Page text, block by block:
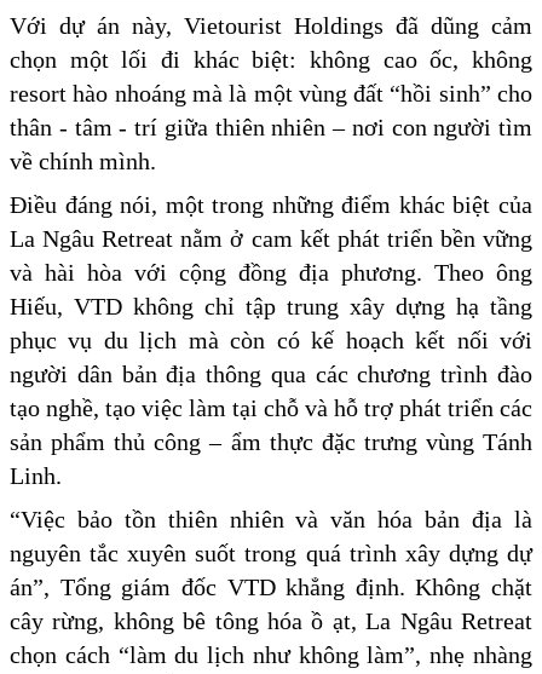
Với dự án này, Vietourist Holdings đã dũng cảm
chọn một lối đi khác biệt: không cao ốc, không
resort hào nhoáng mà là một vùng đất “hồi sinh” cho
thân - tâm - trí giữa thiên nhiên – nơi con người tìm
về chính mình.
Điều đáng nói, một trong những điểm khác biệt của
La Ngâu Retreat nằm ở cam kết phát triển bền vững
và hài hòa với cộng đồng địa phương. Theo ông
Hiếu, VTD không chỉ tập trung xây dựng hạ tầng
phục vụ du lịch mà còn có kế hoạch kết nối với
người dân bản địa thông qua các chương trình đào
tạo nghề, tạo việc làm tại chỗ và hỗ trợ phát triển các
sản phẩm thủ công – ẩm thực đặc trưng vùng Tánh
Linh.
“Việc bảo tồn thiên nhiên và văn hóa bản địa là
nguyên tắc xuyên suốt trong quá trình xây dựng dự
án”, Tổng giám đốc VTD khẳng định. Không chặt
cây rừng, không bê tông hóa ồ ạt, La Ngâu Retreat
chọn cách “làm du lịch như không làm”, nhẹ nhàng